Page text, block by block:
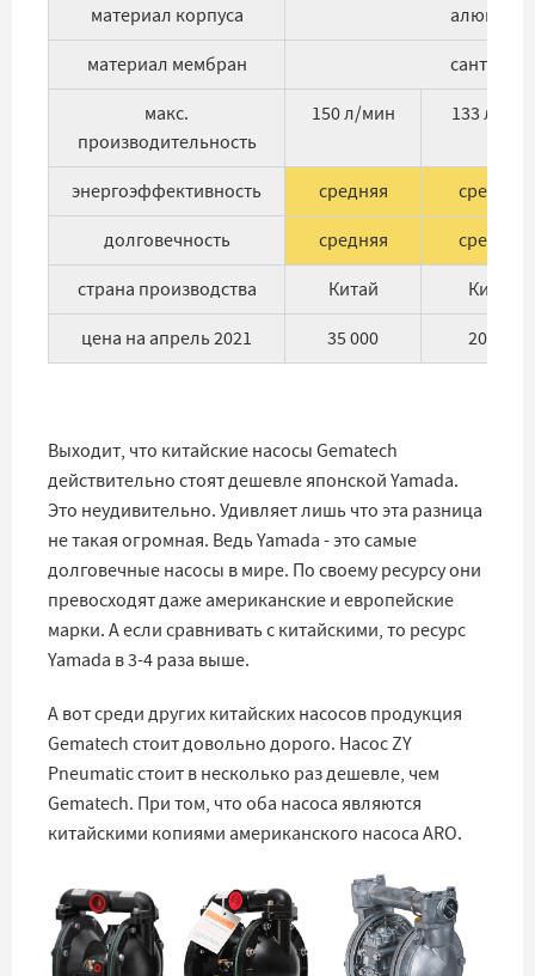
материал корпуса
материал мембран
макс.
производительность
150 л/мин 133 л/мин
энергоэффективность средняя средняя
долговечность средняя средняя
страна производства Китай Китай
цена на апрель 2021 35 000 20 000
Выходит, что китайские насосы Gematech
действительно стоят дешевле японской Yamada.
Это неудивительно. Удивляет лишь что эта разница
не такая огромная. Ведь Yamada - это самые
долговечные насосы в мире. По своему ресурсу они
превосходят даже американские и европейские
марки. А если сравнивать с китайскими, то ресурс
Yamada в 3-4 раза выше.
А вот среди других китайских насосов продукция
Gematech стоит довольно дорого. Насос ZY
Pneumatic стоит в несколько раз дешевле, чем
Gematech. При том, что оба насоса являются
китайскими копиями американского насоса ARO.